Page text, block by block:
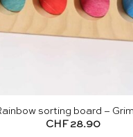
sorting board –
CHF 28.90